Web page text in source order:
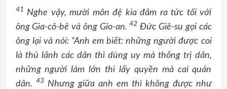
41 Nghe vậy, mười môn đệ kia đâm ra tức tối với
ông Gia-cô-bê và ông Gio-an.42 Đức Giê-su gọi các
ông lại và nói: “Anh em biết: những người được coi
là thủ lãnh các dân thì dùng uy mà thống trị dân,
những người làm lớn thì lấy quyền mà cai quản
dân. 43
Nhưng giữa anh em thì không được như